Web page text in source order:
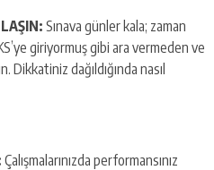
Sınava günler kala; zaman
giriyormuş gibi ara vermeden ve
dağıldığında nasıl
Çalışmalarınızda performansınız